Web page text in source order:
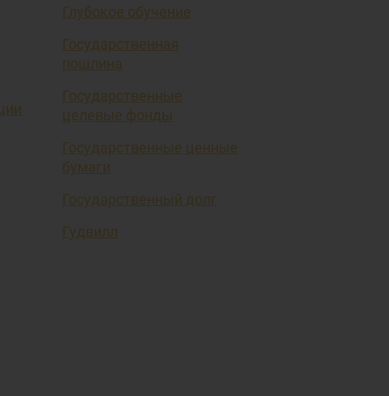
Глубокое обучение
Государственная
пошлина
Государственные
целевые фонды
Государственные ценные
бумаги
Государственный долг
Гудвилл